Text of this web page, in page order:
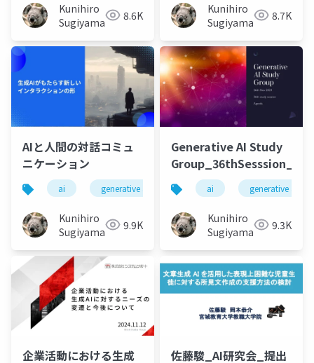
Kunihiro
Sugiyama
8.6K
Kunihiro
Sugiyama
8.7K
AIと人間の対話コミュ
ニケーション
ai generative ai machine learning deep
Kunihiro
Sugiyama
9.9K
Generative AI Study
ai generative ai
Kunihiro
Sugiyama
9.3K
企業活動における生成 佐藤駿_AI研究会_提出